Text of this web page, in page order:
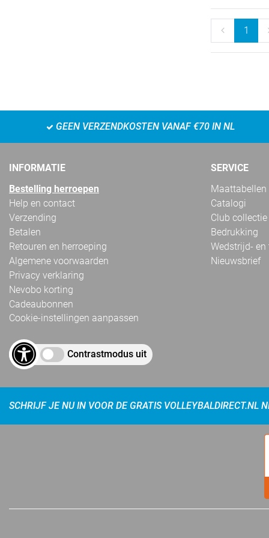
1
GEEN VERZENDKOSTEN VANAF €70 IN NL
INFORMATIE
Bestelling herroepen
Help en contact
Verzending
Betalen
Retouren en herroeping
Algemene voorwaarden
Privacy verklaring
Nevobo korting
Cadeaubonnen
Cookie-instellingen aanpassen
Contrastmodus uit
SERVICE
Maattabellen
Catalogi
Club collectie
Bedrukking
Wedstrijd-
Nieuwsbrief
SCHRIJF JE NU IN VOOR DE GRATIS VOLLEYBALDIRECT.NL